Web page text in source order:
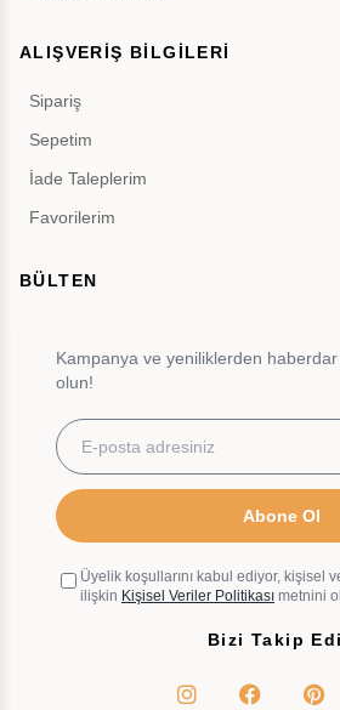
ALIŞVERİŞ BİLGİLERİ
Sipariş
Sepetim
İade Taleplerim
Favorilerim
BÜLTEN
Kampanya ve yeniliklerden
olun!
Abone Ol
Üyelik koşullarını kabul ediyor, kişisel
ilişkin Kişisel Veriler Politikası metnini
Bizi Takip